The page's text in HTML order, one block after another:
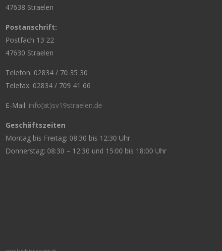
47638 Straelen
Postanschrift:
Postfach 13 22
47630 Straelen
Telefon: 02834 / 70 35 30
Telefax: 02834 / 709 41 66
E-Mail: info(at)sv19straelen.de
Geschäftszeiten
Montag bis Freitag: 08:30 bis 12:30 Uhr
Donnerstag: 08:30 – 12:30 und 15:00 bis 18:00 Uhr